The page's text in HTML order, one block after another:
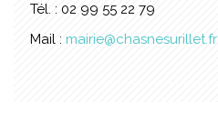
Tél. : 02 99 55 22 79
Mail : mairie@chasnesurillet.fr